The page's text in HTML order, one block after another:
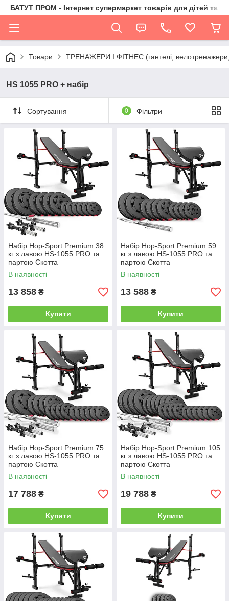
БАТУТ ПРОМ - Інтернет супермаркет товарів для дітей та їх
Товари ТРЕНАЖЕРИ І ФІТНЕС (гантелі, велотренажери,
HS 1055 PRO + набір
Сортування 0 Фільтри
Набір Hop-Sport Premium 38
кг з лавою HS-1055 PRO та
партою Скотта
В наявності
13 858 ₴
Купити
Набір Hop-Sport Premium 59
кг з лавою HS-1055 PRO та
партою Скотта
В наявності
13 588 ₴
Купити
Набір Hop-Sport Premium 75
кг з лавою HS-1055 PRO та
партою Скотта
В наявності
17 788 ₴
Купити
Набір Hop-Sport Premium 105
кг з лавою HS-1055 PRO та
партою Скотта
В наявності
19 788 ₴
Купити